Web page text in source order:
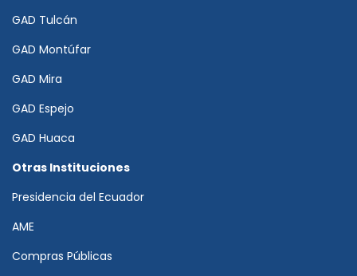
GAD Tulcán
GAD Montúfar
GAD Mira
GAD Espejo
GAD Huaca
Otras Instituciones
Presidencia del Ecuador
AME
Compras Públicas